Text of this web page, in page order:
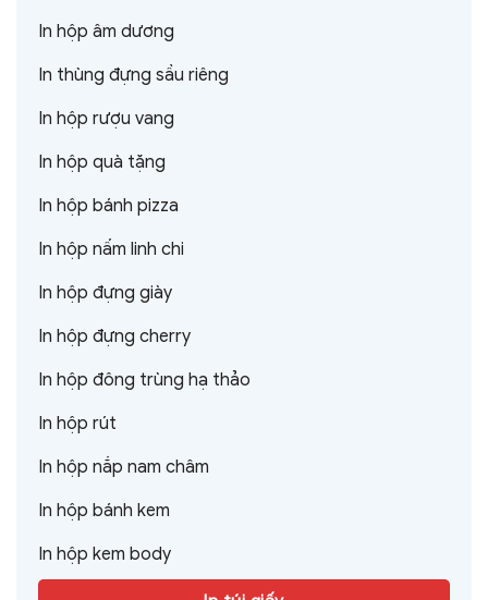
In hộp âm dương
In thùng đựng sầu riêng
In hộp rượu vang
In hộp quà tặng
In hộp bánh pizza
In hộp nấm linh chi
In hộp đựng giày
In hộp đựng cherry
In hộp đông trùng hạ thảo
In hộp rút
In hộp nắp nam châm
In hộp bánh kem
In hộp kem body